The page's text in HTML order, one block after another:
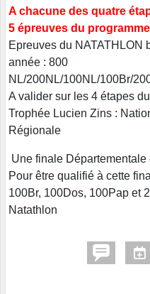
A chacune des quatre
5 épreuves du
Epreuves du NATATHLON
année : 800
NL/200NL/100NL/100Br/
A valider sur les 4 étapes
Trophée Lucien Zins :
Régionale
Une finale
Pour être qualifié à cette
100Br, 100Dos, 100Pap et
Natathlon